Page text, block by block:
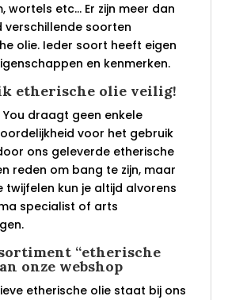
wortels etc… Er zijn meer dan
verschillende soorten
olie. Ieder soort heeft eigen
en kenmerken.
etherische olie veilig!
You draagt geen enkele
voor het gebruik
ons geleverde etherische
reden om bang te zijn, maar
twijfelen kun je altijd alvorens
specialist of arts
“etherische
onze webshop
etherische olie staat bij ons